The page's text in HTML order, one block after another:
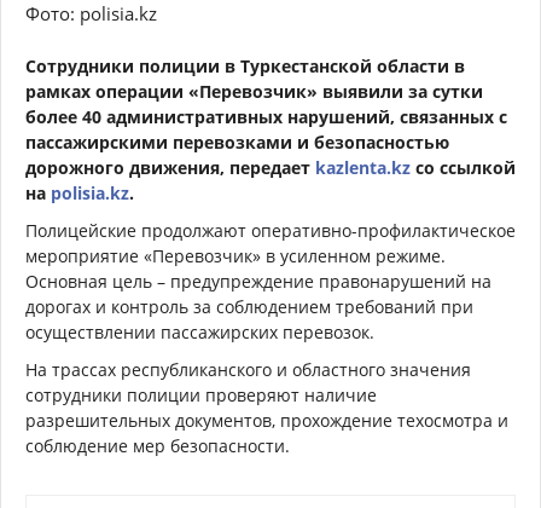
Фото: polisia.kz
Сотрудники полиции в Туркестанской области в
рамках операции «Перевозчик» выявили за сутки
более 40 административных нарушений, связанных с
пассажирскими перевозками и безопасностью
дорожного движения, передает kazlenta.kz со ссылкой
на polisia.kz.
Полицейские продолжают оперативно-профилактическое
мероприятие «Перевозчик» в усиленном режиме.
Основная цель – предупреждение правонарушений на
дорогах и контроль за соблюдением требований при
осуществлении пассажирских перевозок.
На трассах республиканского и областного значения
сотрудники полиции проверяют наличие
разрешительных документов, прохождение техосмотра и
соблюдение мер безопасности.